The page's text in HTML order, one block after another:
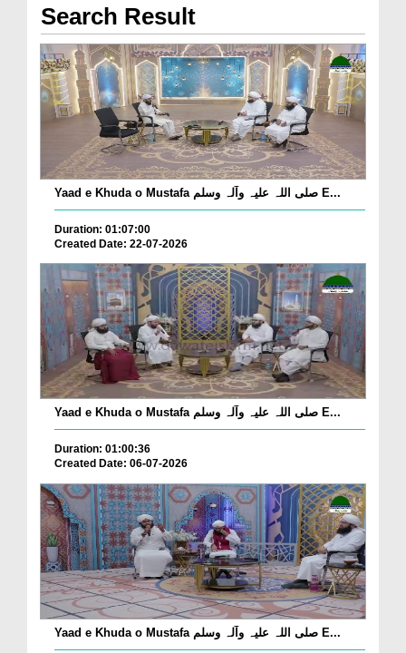
Search Result
Yaad e Khuda o Mustafa صلی اللہ علیہ وآلہ وسلم E...
Duration: 01:07:00
Created Date: 22-07-2026
Yaad e Khuda o Mustafa صلی اللہ علیہ وآلہ وسلم E...
Duration: 01:00:36
Created Date: 06-07-2026
Yaad e Khuda o Mustafa صلی اللہ علیہ وآلہ وسلم E...